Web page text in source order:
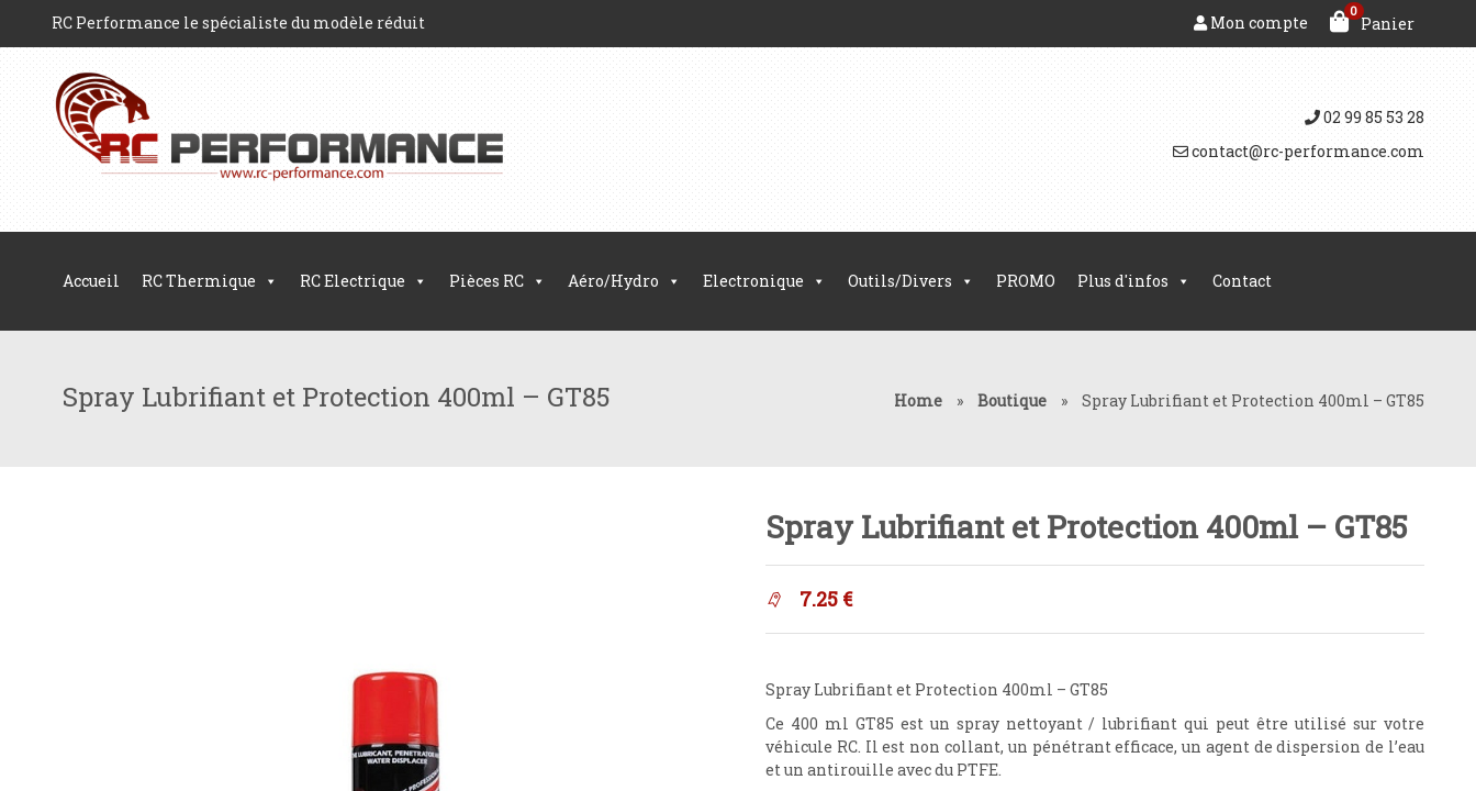
RC Performance le spécialiste du modèle réduit
0
Panier
Mon compte
02 99 85 53 28
contact@rc-performance.com
Accueil RC Thermique RC Electrique Pièces RC Aéro/Hydro Electronique Outils/Divers PROMO Plus d'infos Contact
Spray Lubrifiant et Protection 400ml – GT85 Home » Boutique » Spray Lubrifiant et Protection 400ml – GT85
Spray Lubrifiant et Protection 400ml – GT85
7.25 €
Spray Lubrifiant et Protection 400ml – GT85
Ce 400 ml GT85 est un spray nettoyant / lubrifiant qui peut être utilisé sur votre
véhicule RC. Il est non collant, un pénétrant efficace, un agent de dispersion de l’eau
et un antirouille avec du PTFE.